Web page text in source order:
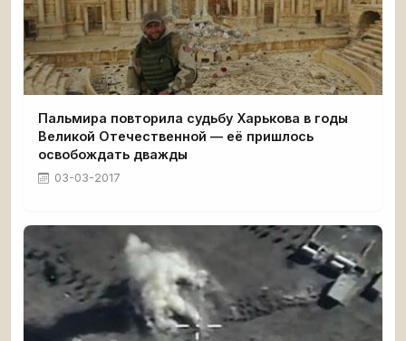
Пальмира повторила судьбу Харькова в годы
Великой Отечественной — её пришлось
освобождать дважды
03-03-2017